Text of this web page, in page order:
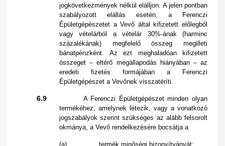
jogkövetkezmények nélkül elálljon. A jelen pontban
szabályozott elállás esetén, a Ferenczi
Épületgépészetet a Vevő által kifizetett előlegből
vagy vételárból a vételár 30%-ának (harminc
százalékának) megfelelő összeg megilleti
bánatpénzként. Az ezt meghaladóan kifizetett
összeget – eltérő megállapodás hiányában – az
eredeti fizetés formájában a Ferenczi
Épületgépészet a Vevőnek visszatéríti.
6.9 A Ferenczi Épületgépészet minden olyan
termékéhez, amelynek létezik, vagy a vonatkozó
jogszabályok szerint szükséges az alább felsorolt
okmánya, a Vevő rendelkezésére bocsátja a
(a) termék minőségi bizonyítványát;